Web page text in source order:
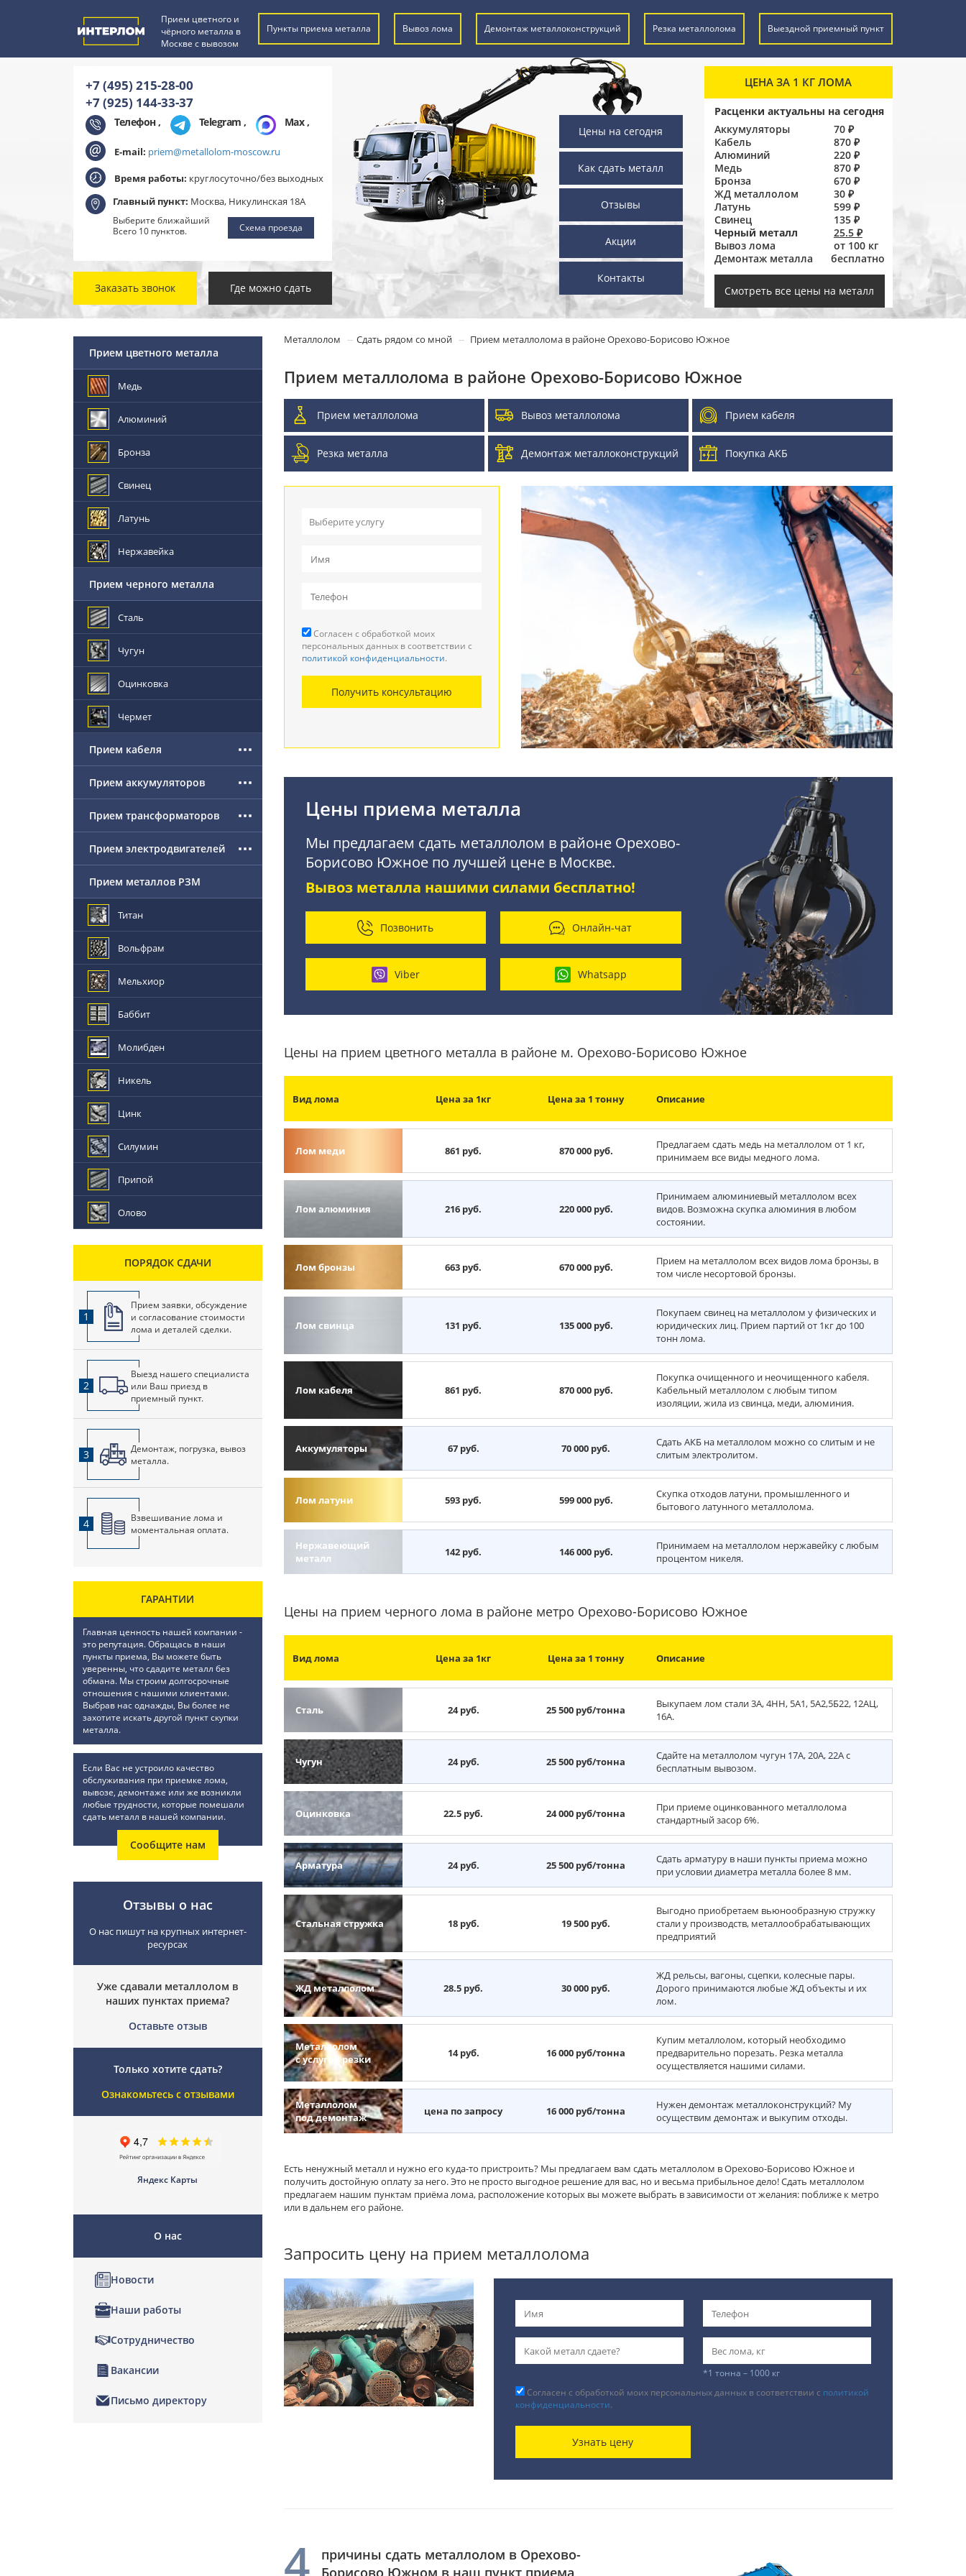
Прием цветного и
чёрного металла в
Москве с вывозом
Пункты приема металла Вывоз лома Демонтаж металлоконструкций Резка металлолома Выездной приемный пункт
+7 (495) 215-28-00
+7 (925) 144-33-37
Телефон , Telegram , Max,
E-mail: priem@metallolom-moscow.ru
Время работы: круглосуточно/без выходных
Главный пункт: Москва, Никулинская 18А
Выберите ближайший
Всего 10 пунктов.
Схема проезда
Заказать звонок Где можно сдать
ЦЕНА ЗА 1 КГ ЛОМА
Расценки актуальны на сегодня
Аккумуляторы
70 ₽
Кабель
870 ₽
Алюминий
220 ₽
Медь
870 ₽
Бронза
670 ₽
ЖД металлолом
30 ₽
Латунь
599 ₽
Свинец
135 ₽
Черный металл
25.5 ₽
Вывоз лома
от 100 кг
Демонтаж металла
бесплатно
Смотреть все цены на металл
Цены на сегодня
Как сдать металл
Отзывы
Акции
Контакты
Металлолом Сдать рядом со мной Прием металлолома в районе Орехово-Борисово Южное
Прием металлолома в районе Орехово-Борисово Южное
Прием металлолома Вывоз металлолома Прием кабеля
Резка металла Демонтаж металлоконструкций Покупка АКБ
Выберите услугу
Прием кабеля
Резка металла
Демонтаж металлоконструкций
Покупка АКБ
Согласен с обработкой моих
персональных данных в соответствии с
политикой конфиденциальности.
Получить консультацию
Цены приема металла
Мы предлагаем сдать металлолом в районе Орехово-
Борисово Южное по лучшей цене в Москве.
Вывоз металла нашими силами бесплатно!
Позвонить Онлайн-чат
Viber Whatsapp
Цены на прием цветного металла в районе м. Орехово-Борисово Южное
Вид лома Цена за 1кг Цена за 1 тонну Описание
Лом меди 861 руб. 870 000 руб.
Предлагаем сдать медь на металлолом от 1 кг,
принимаем все виды медного лома.
Лом алюминия 216 руб. 220 000 руб.
Принимаем алюминиевый металлолом всех
видов. Возможна скупка алюминия в любом
состоянии.
Лом бронзы 663 руб. 670 000 руб.
Прием на металлолом всех видов лома бронзы, в
том числе несортовой бронзы.
Лом свинца 131 руб. 135 000 руб.
Покупаем свинец на металлолом у физических и
юридических лиц. Прием партий от 1кг до 100
тонн лома.
Лом кабеля 861 руб. 870 000 руб.
Покупка очищенного и неочищенного кабеля.
Кабельный металлолом с любым типом
изоляции, жила из свинца, меди, алюминия.
Аккумуляторы 67 руб. 70 000 руб.
Сдать АКБ на металлолом можно со слитым и не
слитым электролитом.
Лом латуни 593 руб. 599 000 руб.
Скупка отходов латуни, промышленного и
бытового латунного металлолома.
Нержавеющий
металл
142 руб. 146 000 руб.
Принимаем на металлолом нержавейку с любым
процентом никеля.
Цены на прием черного лома в районе метро Орехово-Борисово Южное
Вид лома Цена за 1кг Цена за 1 тонну Описание
Сталь 24 руб. 25 500 руб/тонна
Выкупаем лом стали 3А, 4НН, 5А1, 5А2,5Б22, 12АЦ,
16А.
Чугун 24 руб. 25 500 руб/тонна
Сдайте на металлолом чугун 17А, 20А, 22А с
бесплатным вывозом.
Оцинковка 22.5 руб. 24 000 руб/тонна
При приеме оцинкованного металлолома
стандартный засор 6%.
Арматура 24 руб. 25 500 руб/тонна
Сдать арматуру в наши пункты приема можно
при условии диаметра металла более 8 мм.
Стальная стружка 18 руб. 19 500 руб.
Выгодно приобретаем вьюнообразную стружку
стали у производств, металлообрабатывающих
предприятий
ЖД металлолом 28.5 руб. 30 000 руб.
ЖД рельсы, вагоны, сцепки, колесные пары.
Дорого принимаются любые ЖД объекты и их
лом.
Металлолом
с услугой резки
14 руб. 16 000 руб/тонна
Купим металлолом, который необходимо
предварительно порезать. Резка металла
осуществляется нашими силами.
Металлолом
под демонтаж
цена по запросу 16 000 руб/тонна
Нужен демонтаж металлоконструкций? Му
осуществим демонтаж и выкупим отходы.
Есть ненужный металл и нужно его куда-то пристроить? Мы предлагаем вам сдать металлолом в Орехово-Борисово Южное и
получить достойную оплату за него. Это не просто выгодное решение для вас, но и весьма прибыльное дело! Сдать металлолом
предлагаем нашим пунктам приёма лома, расположение которых вы можете выбрать в зависимости от желания: поближе к метро
или в дальнем его районе.
Запросить цену на прием металлолома
*1 тонна – 1000 кг
Согласен с обработкой моих персональных данных в соответствии с политикой
конфиденциальности.
Узнать цену
4
причины сдать металлолом в Орехово-
Борисово Южном в наш пункт приема
Прием цветного металла
Медь
Алюминий
Бронза
Свинец
Латунь
Нержавейка
Прием черного металла
Сталь
Чугун
Оцинковка
Чермет
Прием кабеля
Прием аккумуляторов
Прием трансформаторов
Прием электродвигателей
Прием металлов РЗМ
Титан
Вольфрам
Мельхиор
Баббит
Молибден
Никель
Цинк
Силумин
Припой
Олово
ПОРЯДОК СДАЧИ
1
Прием заявки, обсуждение
и согласование стоимости
лома и деталей сделки.
2
Выезд нашего специалиста
или Ваш приезд в
приемный пункт.
3
Демонтаж, погрузка, вывоз
металла.
4
Взвешивание лома и
моментальная оплата.
ГАРАНТИИ
Главная ценность нашей компании -
это репутация. Обращась в наши
пункты приема, Вы можете быть
уверенны, что сдадите металл без
обмана. Мы строим долгосрочные
отношения с нашими клиентами.
Выбрав нас однажды, Вы более не
захотите искать другой пункт скупки
металла.
Если Вас не устроило качество
обслуживания при приемке лома,
вывозе, демонтаже или же возникли
любые трудности, которые помешали
сдать металл в нашей компании.
Сообщите нам
Отзывы о нас
О нас пишут на крупных интернет-
ресурсах
Уже сдавали металлолом в
наших пунктах приема?
Оставьте отзыв
Только хотите сдать?
Ознакомьтесь с отзывами
Яндекс Карты
О нас
Новости
Наши работы
Сотрудничество
Вакансии
Письмо директору